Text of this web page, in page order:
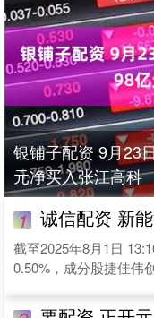
银铺子配资 9月23
元净买入张江高科
1 诚信配资 新能源
截至2025年8月1日
0.50%，成分股捷佳伟